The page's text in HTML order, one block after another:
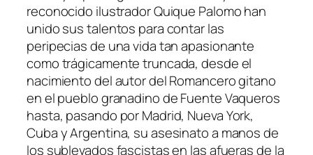
reconocido ilustrador Quique Palomo han
unido sus talentos para contar las
peripecias de una vida tan apasionante
como trágicamente truncada, desde el
nacimiento del autor del Romancero gitano
en el pueblo granadino de Fuente Vaqueros
hasta, pasando por Madrid, Nueva York,
Cuba y Argentina, su asesinato a manos de
los sublevados fascistas en las afueras de la